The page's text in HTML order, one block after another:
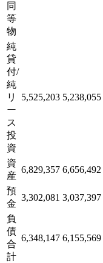
同
等
物
純
貸
付/
純
リ
ー
ス
投
資
5,525,203 5,238,055
資
産
6,829,357 6,656,492
預
金
3,302,081 3,037,397
負
債
合
計
6,348,147 6,155,569